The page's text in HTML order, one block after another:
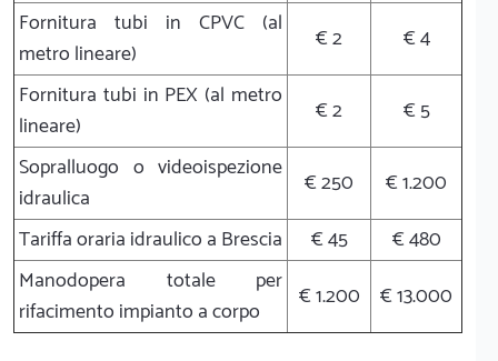
Fornitura tubi in CPVC (al
metro lineare)
€ 2
€ 4
Fornitura tubi in PEX (al metro
lineare)
€ 2
€ 5
Sopralluogo o videoispezione
idraulica
€ 250
€ 1.200
Tariffa oraria idraulico a Brescia
€ 45
€ 480
Manodopera totale per
rifacimento impianto a corpo
€ 1.200 € 13.000